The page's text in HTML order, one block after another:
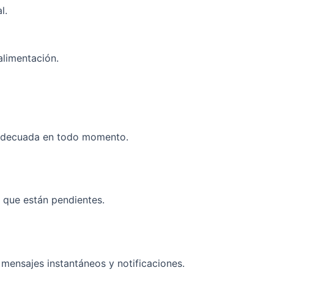
en todo momento.
están pendientes.
instantáneos y notificaciones.